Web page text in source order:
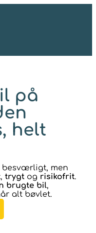
på
helt
men
, trygt og risikofrit.
brugte bil,
alt bøvlet.